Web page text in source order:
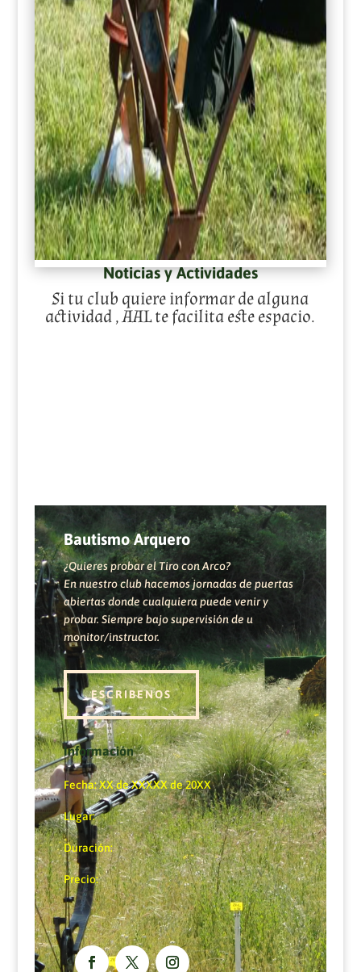
Noticias y Actividades
Si tu club quiere informar de alguna
actividad , AAL te facilita este espacio.
Bautismo Arquero
¿Quieres probar el Tiro con Arco?
En nuestro club hacemos jornadas de puertas
abiertas donde cualquiera puede venir y
probar. Siempre bajo supervisión de u
monitor/instructor.
ESCRIBENOS
Información
Fecha: XX de XXXXX de 20XX
Lugar:
Duración:
Precio: